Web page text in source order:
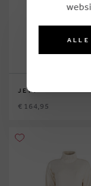
JEFF
€ 164,95
ALLE